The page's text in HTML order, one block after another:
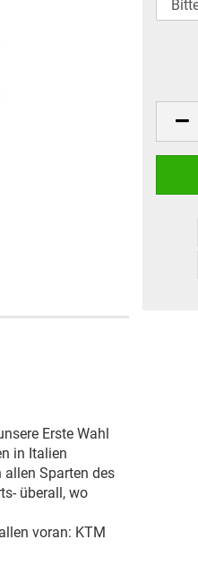
Erste Wahl
in Italien
allen Sparten des
überall, wo
voran: KTM